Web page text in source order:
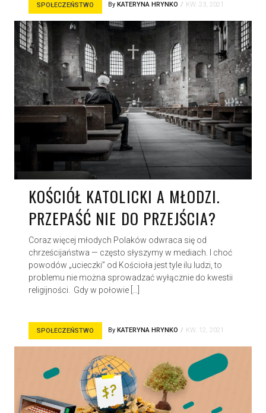
SPOŁECZEŃSTWO By KATERYNA HRYNKO KW. 23, 2021
KOŚCIÓŁ KATOLICKI A MŁODZI.
PRZEPAŚĆ NIE DO PRZEJŚCIA?
Coraz więcej młodych Polaków odwraca się od
chrześcijaństwa — często słyszymy w mediach. I choć
powodów „ucieczki” od Kościoła jest tyle ilu ludzi, to
problemu nie można sprowadzać wyłącznie do kwestii
religijności. Gdy w połowie […]
SPOŁECZEŃSTWO By KATERYNA HRYNKO KW. 12, 2021